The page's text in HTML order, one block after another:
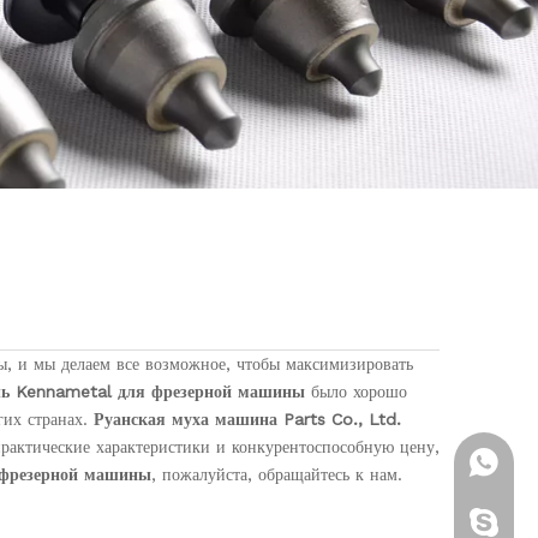
и мы делаем все возможное, чтобы максимизировать
Kennametal для фрезерной машины было хорошо
странах. Руанская муха машина Parts Co., Ltd.
характеристики и конкурентоспособную цену,
машины, пожалуйста, обращайтесь к нам.
+ 86-